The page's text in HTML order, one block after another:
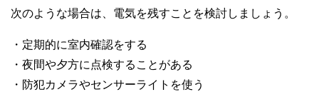
次のような場合は、電気を残すことを検討しましょう。
・定期的に室内確認をする
・夜間や夕方に点検することがある
・防犯カメラやセンサーライトを使う